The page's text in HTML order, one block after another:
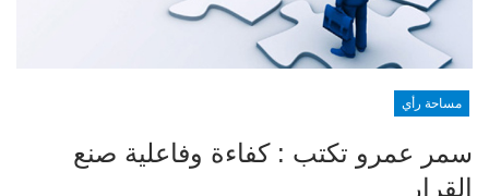
مساحة رأي
سمر عمرو تكتب : كفاءة وفاعلية صنع
القرار